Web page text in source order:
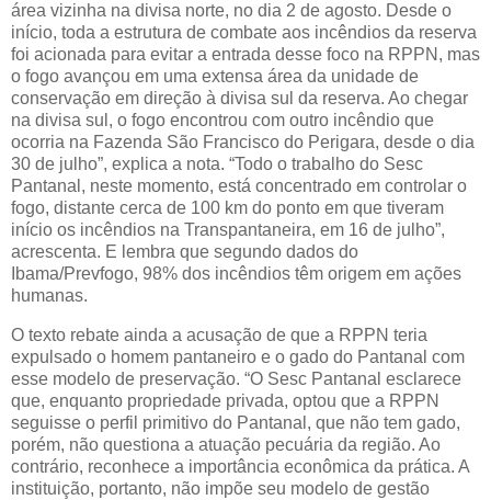
área vizinha na divisa norte, no dia 2 de agosto. Desde o
início, toda a estrutura de combate aos incêndios da reserva
foi acionada para evitar a entrada desse foco na RPPN, mas
o fogo avançou em uma extensa área da unidade de
conservação em direção à divisa sul da reserva. Ao chegar
na divisa sul, o fogo encontrou com outro incêndio que
ocorria na Fazenda São Francisco do Perigara, desde o dia
30 de julho”, explica a nota. “Todo o trabalho do Sesc
Pantanal, neste momento, está concentrado em controlar o
fogo, distante cerca de 100 km do ponto em que tiveram
início os incêndios na Transpantaneira, em 16 de julho”,
acrescenta. E lembra que segundo dados do
Ibama/Prevfogo, 98% dos incêndios têm origem em ações
humanas.
O texto rebate ainda a acusação de que a RPPN teria
expulsado o homem pantaneiro e o gado do Pantanal com
esse modelo de preservação. “O Sesc Pantanal esclarece
que, enquanto propriedade privada, optou que a RPPN
seguisse o perfil primitivo do Pantanal, que não tem gado,
porém, não questiona a atuação pecuária da região. Ao
contrário, reconhece a importância econômica da prática. A
instituição, portanto, não impõe seu modelo de gestão